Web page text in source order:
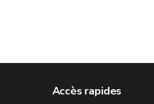
Accès rapides